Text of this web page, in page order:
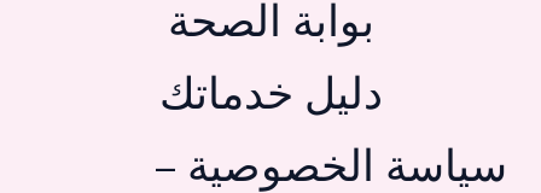
بوابة الصحة
دليل خدماتك
سياسة الخصوصية –